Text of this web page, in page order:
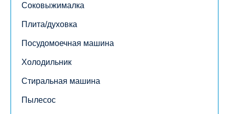
Соковыжималка
Плита/духовка
Посудомоечная машина
Холодильник
Стиральная машина
Пылесос